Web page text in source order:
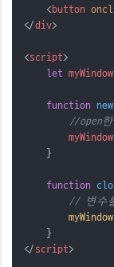
    <
button
</div>
<script>
let myWindow
function
//open
myWindow
    }
function
// 변수
myWindow
    }
</ script>